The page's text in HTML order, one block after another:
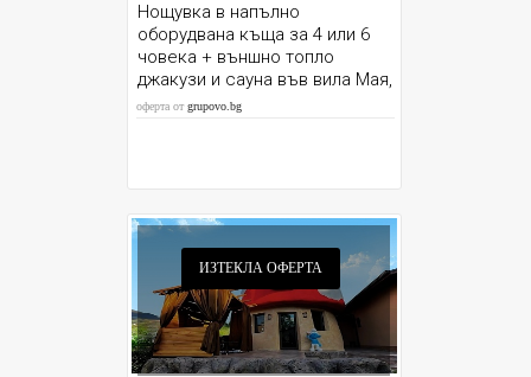
Нощувка в напълно
оборудвана къща за 4 или 6
човека + външно топло
джакузи и сауна във вила Мая,
село Крайни дол, Дупница.
оферта отgrupovo.bg
ИЗТЕКЛА ОФЕРТА